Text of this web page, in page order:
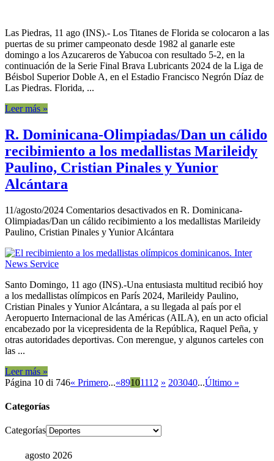
Las Piedras, 11 ago (INS).- Los Titanes de Florida se colocaron a las
puertas de su primer campeonato desde 1982 al ganarle este
domingo a los Azucareros de Yabucoa con resultado 5-2, en la
continuación de la Serie Final Brava Lubricants 2024 de la Liga de
Béisbol Superior Doble A, en el Estadio Francisco Negrón Díaz de
Las Piedras. Florida, ...
Leer más »
R. Dominicana-Olimpiadas/Dan un cálido
recibimiento a los medallistas Marileidy
Paulino, Cristian Pinales y Yunior
Alcántara
11/agosto/2024 Comentarios desactivados en R. Dominicana-
Olimpiadas/Dan un cálido recibimiento a los medallistas Marileidy
Paulino, Cristian Pinales y Yunior Alcántara
Santo Domingo, 11 ago (INS).-Una entusiasta multitud recibió hoy
a los medallistas olímpicos en París 2024, Marileidy Paulino,
Cristian Pinales y Yunior Alcántara, a su llegada al país por el
Aeropuerto Internacional de las Américas (AILA), en un acto oficial
encabezado por la vicepresidenta de la República, Raquel Peña, y
otras autoridades deportivas. Con merengue, y algunos carteles con
las ...
Leer más »
Página 10 di 746« Primero...«89101112 » 203040...Último »
Categorías
Categorías
agosto 2026